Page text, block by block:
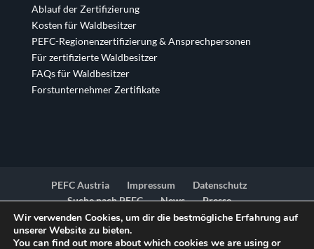
Ablauf der Zertifizierung
Kosten für Waldbesitzer
PEFC-Regionenzertifizierung & Ansprechpersonen
Für zertifizierte Waldbesitzer
FAQs für Waldbesitzer
Forstunternehmer Zertifikate
PEFC Austria Impressum
Datenschutz
Suche nach PEFC
News
Presse
Barrierfreiheitserklärung
Kontakt
Wir verwenden Cookies, um dir die bestmögliche Erfahrung auf
unserer Website zu bieten.
You can find out more about which cookies we are using or